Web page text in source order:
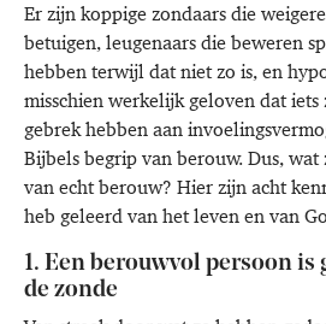
Er zijn koppige zondaars die
betuigen, leugenaars die beweren
hebben terwijl dat niet zo is, en
misschien werkelijk geloven dat iets
gebrek hebben aan
Bijbels begrip van berouw. Dus,
van echt berouw? Hier zijn acht
heb geleerd van het leven en van
1. Een berouwvol persoon is
de zonde